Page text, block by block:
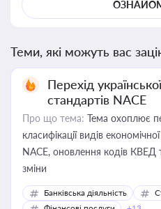
Теми, які можуть вас
Перехід
стандартів NACE
Про що тема: Тема охоплює
класифікації видів
NACE, оновлення кодів КВЕД
зміни
Банківська діяльність